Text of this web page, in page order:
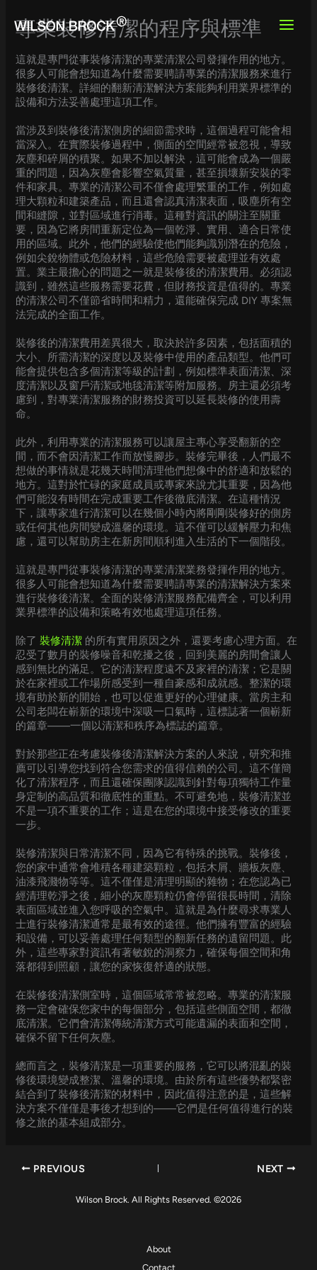
content
專業裝修清潔的程序與標準
這就是專門從事裝修清潔的專業清潔公司發揮作用的地方。
很多人可能會想知道為什麼需要聘請專業的清潔服務來進行
裝修後清潔。詳細的翻新清潔解決方案能夠利用業界標準的
設備和方法妥善處理這項工作。
當涉及到裝修後清潔側房的細節需求時，這個過程可能會相
當深入。在實際裝修過程中，側面的空間經常被忽視，導致
灰塵和碎屑的積聚。如果不加以解決，這可能會成為一個嚴
重的問題，因為灰塵會影響空氣質量，甚至損壞新安裝的零
件和家具。專業的清潔公司不僅會處理繁重的工作，例如處
理大顆粒和建築產品，而且還會認真清潔表面，吸塵所有空
間和縫隙，並對區域進行消毒。這種對資訊的關注至關重
要，因為它將房間重新定位為一個乾淨、實用、適合日常使
用的區域。此外，他們的經驗使他們能夠識別潛在的危險，
例如尖銳物體或危險材料，這些危險需要被處理並有效處
置。業主最擔心的問題之一就是裝修後的清潔費用。必須認
識到，雖然這些服務需要花費，但財務投資是值得的。專業
的清潔公司不僅節省時間和精力，還能確保完成 DIY 專案無
法完成的全面工作。
裝修後的清潔費用差異很大，取決於許多因素，包括面積的
大小、所需清潔的深度以及裝修中使用的產品類型。他們可
能會提供包含多個清潔等級的計劃，例如標準表面清潔、深
度清潔以及窗戶清潔或地毯清潔等附加服務。房主還必須考
慮到，對專業清潔服務的財務投資可以延長裝修的使用壽
命。
此外，利用專業的清潔服務可以讓屋主專心享受翻新的空
間，而不會因清潔工作而放慢腳步。裝修完畢後，人們最不
想做的事情就是花幾天時間清理他們想像中的舒適和放鬆的
地方。這對於忙碌的家庭成員或專家來說尤其重要，因為他
們可能沒有時間在完成重要工作後徹底清潔。在這種情況
下，讓專家進行清潔可以在幾個小時內將剛剛裝修好的側房
或任何其他房間變成溫馨的環境。這不僅可以緩解壓力和焦
慮，還可以幫助房主在新房間順利進入生活的下一個階段。
這就是專門從事裝修清潔的專業清潔業務發揮作用的地方。
很多人可能會想知道為什麼需要聘請專業的清潔解決方案來
進行裝修後清潔。全面的裝修清潔服務配備齊全，可以利用
業界標準的設備和策略有效地處理這項任務。
除了裝修清潔 的所有實用原因之外，還要考慮心理方面。在
忍受了數月的裝修噪音和乾擾之後，回到美麗的房間會讓人
感到無比的滿足。它的清潔程度遠不及家裡的清潔；它是關
於在家裡或工作場所感受到一種自豪感和成就感。整潔的環
境有助於新的開始，也可以促進更好的心理健康。當房主和
公司老闆在嶄新的環境中深吸一口氣時，這標誌著一個嶄新
的篇章——一個以清潔和秩序為標誌的篇章。
對於那些正在考慮裝修後清潔解決方案的人來說，研究和推
薦可以引導您找到符合您需求的值得信賴的公司。這不僅簡
化了清潔程序，而且還確保團隊認識到針對每項獨特工作量
身定制的高品質和徹底性的重點。不可避免地，裝修清潔並
不是一項不重要的工作；這是在您的環境中接受修改的重要
一步。
裝修清潔與日常清潔不同，因為它有特殊的挑戰。裝修後，
您的家中通常會堆積各種建築顆粒，包括木屑、牆板灰塵、
油漆飛濺物等等。這不僅僅是清理明顯的雜物；在您認為已
經清理乾淨之後，細小的灰塵顆粒仍會停留很長時間，清除
表面區域並進入您呼吸的空氣中。這就是為什麼尋求專業人
士進行裝修清潔通常是最有效的途徑。他們擁有豐富的經驗
和設備，可以妥善處理任何類型的翻新任務的遺留問題。此
外，這些專家對資訊有著敏銳的洞察力，確保每個空間和角
落都得到照顧，讓您的家恢復舒適的狀態。
在裝修後清潔側室時，這個區域常常被忽略。專業的清潔服
務一定會確保您家中的每個部分，包括這些側面空間，都徹
底清潔。它們會清潔傳統清潔方式可能遺漏的表面和空間，
確保不留下任何灰塵。
總而言之，裝修清潔是一項重要的服務，它可以將混亂的裝
修後環境變成整潔、溫馨的環境。由於所有這些優勢都緊密
結合到了裝修後清潔的材料中，因此值得注意的是，這些解
決方案不僅僅是事後才想到的——它們是任何值得進行的裝
修之旅的基本組成部分。
PREVIOUS NEXT
Wilson Brock. All Rights Reserved. ©2026
About
Contact